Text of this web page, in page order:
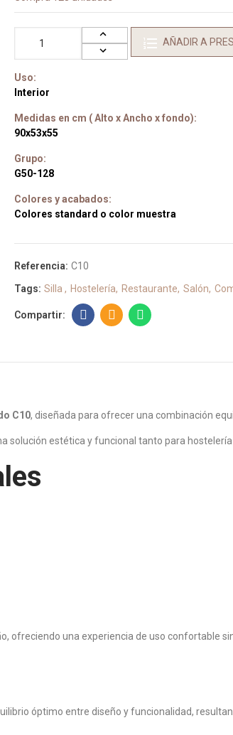
AÑADIR A
Uso:
Interior
Medidas en cm ( Alto x Ancho x fondo):
90x53x55
Grupo:
G50-128
Colores y acabados:
Colores standard o color muestra
Referencia: C10
Tags: Silla Hostelería Restaurante Salón
C10, diseñada para ofrecer una combinación
solución estética y funcional tanto para
ofreciendo una experiencia de uso confortable
óptimo entre diseño y funcionalidad,